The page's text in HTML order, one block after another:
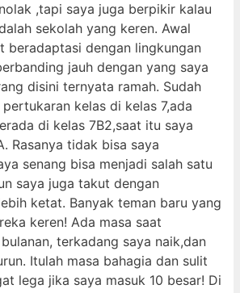
,tapi saya juga berpikir kalau
sekolah yang keren. Awal
beradaptasi dengan lingkungan
jauh dengan yang saya
disini ternyata ramah. Sudah
kelas di kelas 7,ada
di kelas 7B2,saat itu saya
Rasanya tidak bisa saya
senang bisa menjadi salah satu
saya juga takut dengan
ketat. Banyak teman baru yang
keren! Ada masa saat
terkadang saya naik,dan
Itulah masa bahagia dan sulit
lega jika saya masuk 10 besar! Di